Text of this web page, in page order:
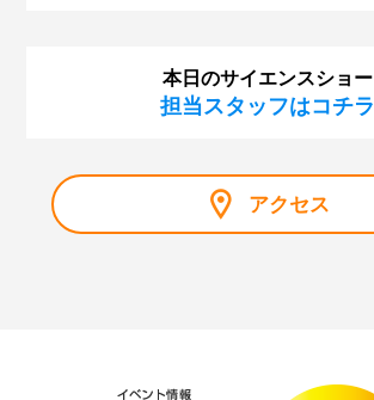
本日のサイエンスショー
担当スタッフはコチラ
アクセス